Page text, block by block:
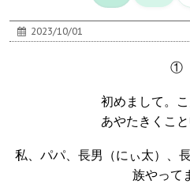
2023/10/01
①
初めまして。こ
あやたきくこと
私、パパ、長男（にぃ太）、
族やって